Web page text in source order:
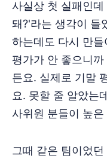
사실상 첫 실패인
돼?'라는 생각이 들
하는데도 다시 만
평가가 안 좋으니
든요. 실제로 기말
요. 못할 줄 알았는
사위원 분들이 높
그때 같은 팀이었